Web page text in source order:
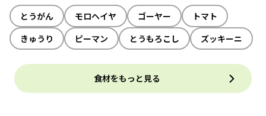
とうがん モロヘイヤ ゴーヤー
トマト
きゅうり
ピーマン とうもろこし ズッキーニ
食材をもっと見る